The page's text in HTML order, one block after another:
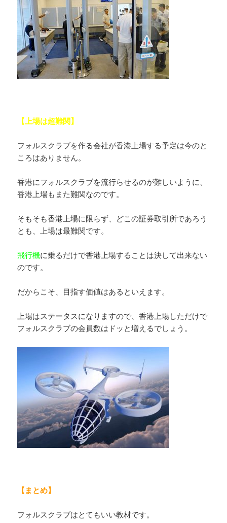
【上場は超難関】
フォルスクラブを作る会社が香港上場する予定は今のと
ころはありません。
香港にフォルスクラブを流行らせるのが難しいように、
香港上場もまた難関なのです。
そもそも香港上場に限らず、どこの証券取引所であろう
とも、上場は最難関です。
飛行機に乗るだけで香港上場することは決して出来ない
のです。
だからこそ、目指す価値はあるといえます。
上場はステータスになりますので、香港上場しただけで
フォルスクラブの会員数はドッと増えるでしょう。
【まとめ】
フォルスクラブはとてもいい教材です。